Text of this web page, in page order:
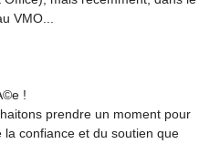
VMO...
!
prendre un moment pour
confiance et du soutien que